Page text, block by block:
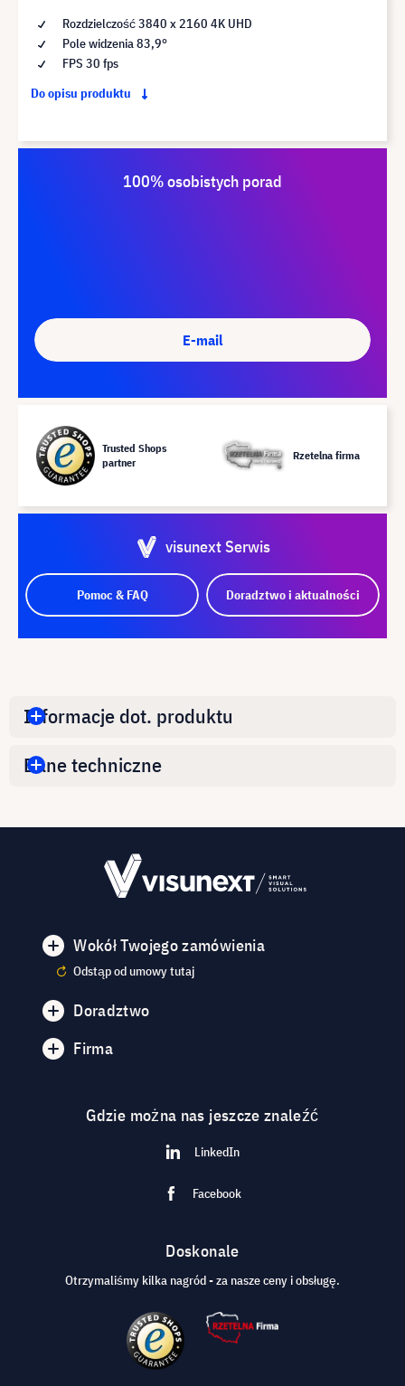
Rozdzielczość 3840 x 2160 4K UHD
Pole widzenia 83,9°
FPS 30 fps
Do opisu produktu
100% osobistych porad
E-mail
Trusted Shops
partner
Rzetelna firma
visunext Serwis
Pomoc & FAQ Doradztwo i aktualności
Informacje dot. produktu
Dane techniczne
Wokół Twojego zamówienia
Odstąp od umowy tutaj
Doradztwo
Firma
Gdzie można nas jeszcze znaleźć
LinkedIn
Facebook
Doskonale
Otrzymaliśmy kilka nagród - za nasze ceny i obsługę.